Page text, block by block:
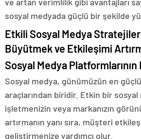
sosyal medyada güçlü bir şekilde
Etkili Sosyal Medya
Büyütmek ve Etkileşimi
Sosyal Medya Platformlarının
Sosyal medya, günümüzün en
araçlarından biridir. Etkin bir
işletmenizin veya markanızın
artırmanın yanı sıra, müşteri
geliştirmenize yardımcı olur.